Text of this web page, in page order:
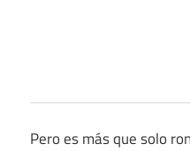
Pero es más que solo